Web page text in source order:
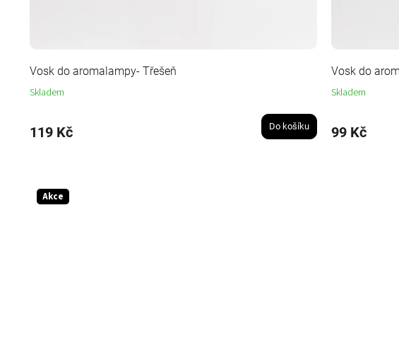
Vosk do aromalampy- Třešeň
Skladem
119 Kč Do košíku
Vosk do
Skladem
99 Kč
Akce